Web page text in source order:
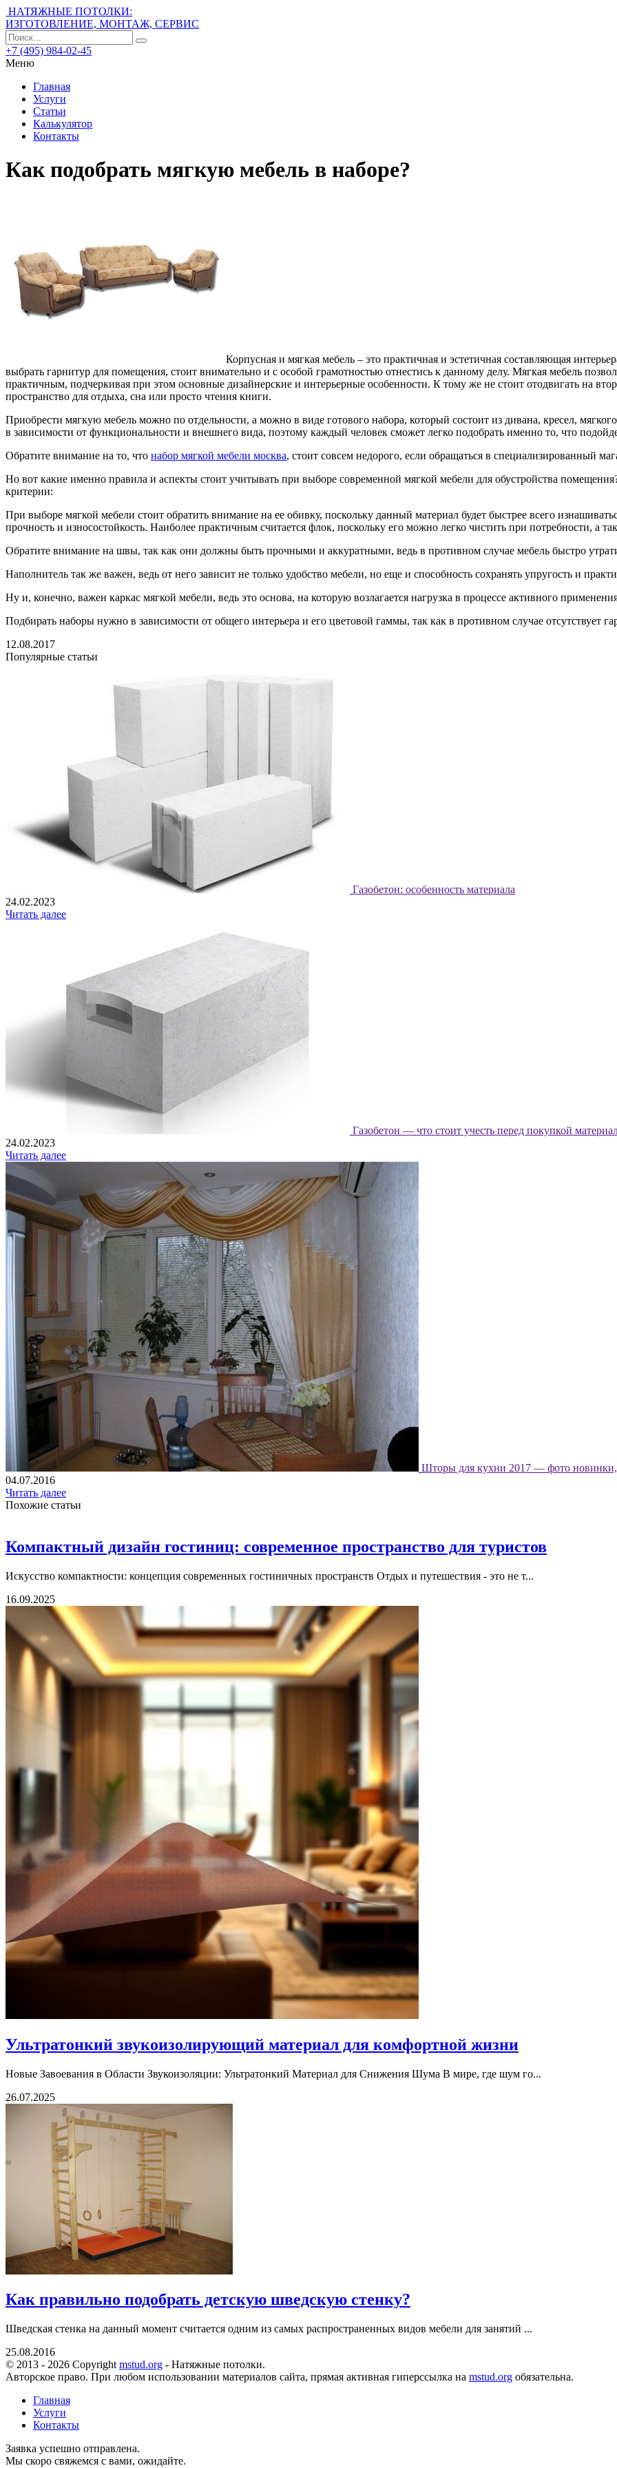
НАТЯЖНЫЕ ПОТОЛКИ:
ИЗГОТОВЛЕНИЕ, МОНТАЖ, СЕРВИС
+7 (495) 984-02-45
Меню
Главная
Услуги
Статьи
Калькулятор
Контакты
Как подобрать мягкую мебель в наборе?
Корпусная и мягкая мебель – это практичная и эстетичная составляющая
выбрать гарнитур для помещения, стоит внимательно и с особой грамотностью отнестись к данному делу. Мягкая мебель
практичным, подчеркивая при этом основные дизайнерские и интерьерные особенности. К тому же не стоит отодвигать на
пространство для отдыха, сна или просто чтения книги.
Приобрести мягкую мебель можно по отдельности, а можно в виде готового набора, который состоит из дивана, кресел,
в зависимости от функциональности и внешнего вида, поэтому каждый человек сможет легко подобрать именно то, что
Обратите внимание на то, что набор мягкой мебели москва, стоит совсем недорого, если обращаться в специализированный
Но вот какие именно правила и аспекты стоит учитывать при выборе современной мягкой мебели для обустройства
критерии:
При выборе мягкой мебели стоит обратить внимание на ее обивку, поскольку данный материал будет быстрее всего
прочность и износостойкость. Наиболее практичным считается флок, поскольку его можно легко чистить при потребности, а
Обратите внимание на швы, так как они должны быть прочными и аккуратными, ведь в противном случае мебель быстро
Наполнитель так же важен, ведь от него зависит не только удобство мебели, но еще и способность сохранять упругость и
Ну и, конечно, важен каркас мягкой мебели, ведь это основа, на которую возлагается нагрузка в процессе активного
Подбирать наборы нужно в зависимости от общего интерьера и его цветовой гаммы, так как в противном случае отсутствует
12.08.2017
Популярные статьи
Газобетон: особенность материала
24.02.2023
Читать далее
Газобетон — что стоит учесть перед покупкой
24.02.2023
Читать далее
Шторы для кухни 2017 — фото новинки,
04.07.2016
Читать далее
Похожие статьи
Компактный дизайн гостиниц: современное пространство для туристов
Искусство компактности: концепция современных гостиничных пространств Отдых и путешествия - это не т...
16.09.2025
Ультратонкий звукоизолирующий материал для комфортной жизни
Новые Завоевания в Области Звукоизоляции: Ультратонкий Материал для Снижения Шума В мире, где шум го...
26.07.2025
Как правильно подобрать детскую шведскую стенку?
Шведская стенка на данный момент считается одним из самых распространенных видов мебели для занятий ...
25.08.2016
© 2013 - 2026 Copyright mstud.org - Натяжные потолки.
Авторское право. При любом использовании материалов сайта, прямая активная гиперссылка на mstud.org обязательна.
Главная
Услуги
Контакты
Заявка успешно отправлена.
Мы скоро свяжемся с вами, ожидайте.